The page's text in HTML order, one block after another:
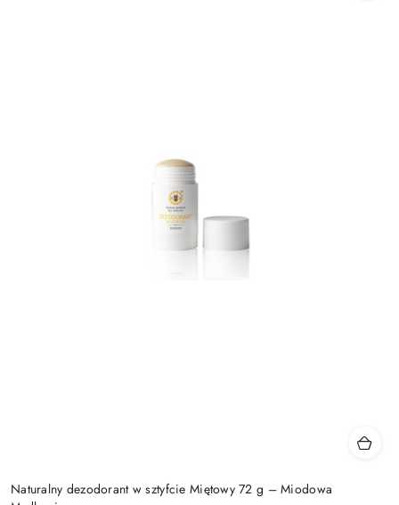
Naturalny dezodorant w sztyfcie Miętowy 72 g – Miodowa